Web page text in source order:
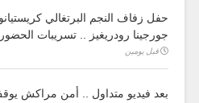
حفل زفاف النجم البرتغالي
جورجينا رودريغيز .. تسريبات الحضور
قبل يومين
بعد فيديو متداول .. أمن مراكش